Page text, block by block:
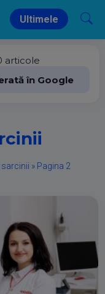
Ultimele
articole
în Google
sarcinii » Pagina 2